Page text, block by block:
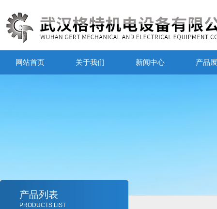
网站首页 关于我们 新闻中心 产品
产品列表
PRODUCTS LIST